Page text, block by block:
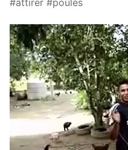
#attirer #poules